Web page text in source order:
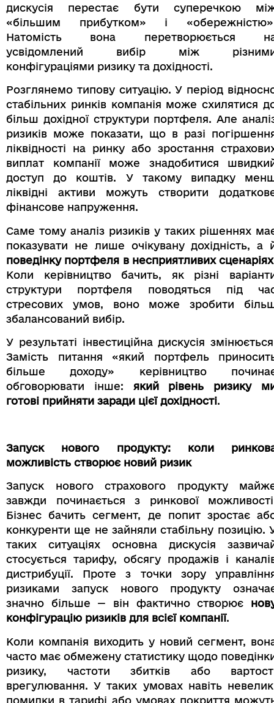
дискусія перестає бути суперечкою
«більшим прибутком» і
Натомість вона перетворюється
усвідомлений вибір між
конфігураціями ризику та дохідності.
Розглянемо типову ситуацію. У період
стабільних ринків компанія може схилятися
більш дохідної структури портфеля. Але
ризиків може показати, що в разі
ліквідності на ринку або зростання
виплат компанії може знадобитися
доступ до коштів. У такому випадку
ліквідні активи можуть створити
фінансове напруження.
Саме тому аналіз ризиків у таких рішеннях
показувати не лише очікувану дохідність, а
поведінку портфеля в несприятливих сценаріях
Коли керівництво бачить, як різні
структури портфеля поводяться під
стресових умов, воно може зробити
збалансований вибір.
У результаті інвестиційна дискусія
Замість питання «який портфель
більше доходу» керівництво
обговорювати інше: який рівень ризику
готові прийняти заради цієї дохідності.
Запуск нового продукту: коли
можливість створює новий ризик
Запуск нового страхового продукту
завжди починається з ринкової
Бізнес бачить сегмент, де попит зростає
конкуренти ще не зайняли стабільну позицію.
таких ситуаціях основна дискусія
стосується тарифу, обсягу продажів і
дистрибуції. Проте з точки зору
ризиками запуск нового продукту
значно більше — він фактично створює
конфігурацію ризиків для всієї компанії.
Коли компанія виходить у новий сегмент,
часто має обмежену статистику щодо
ризику, частоти збитків або
врегулювання. У таких умовах навіть
помилки в тарифі або умовах покриття